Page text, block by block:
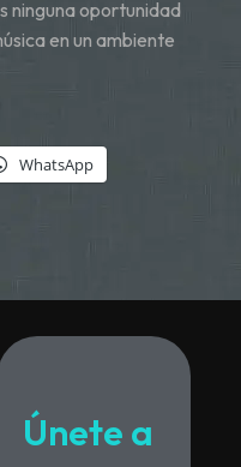
ninguna oportunidad
en un ambiente
WhatsApp
Únete a